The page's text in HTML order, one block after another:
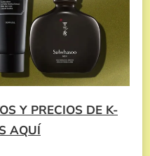
Y PRECIOS DE K-
AQUÍ